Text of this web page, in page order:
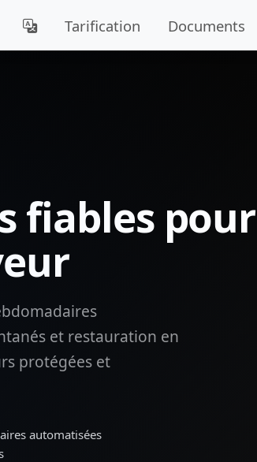
Tarification Documents
fiables pour
et restauration en
protégées et
automatisées